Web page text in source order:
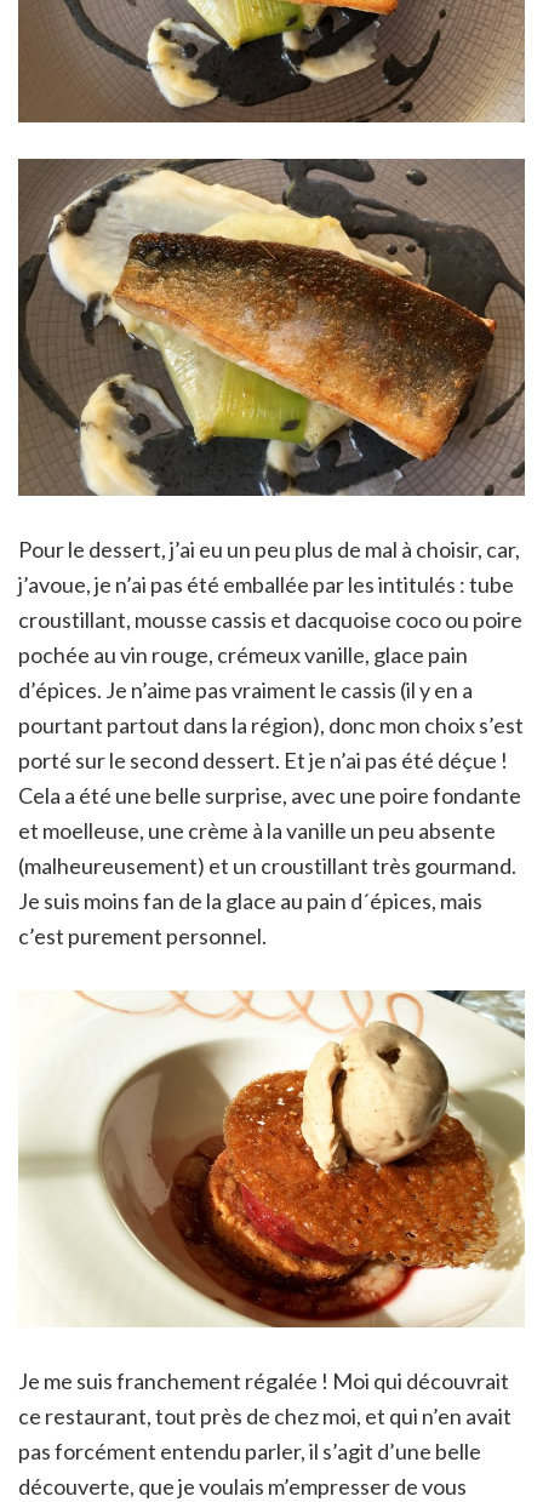
Pour le dessert, j’ai eu un peu plus de mal à choisir, car,
j’avoue, je n’ai pas été emballée par les intitulés : tube
croustillant, mousse cassis et dacquoise coco ou poire
pochée au vin rouge, crémeux vanille, glace pain
d’épices. Je n’aime pas vraiment le cassis (il y en a
pourtant partout dans la région), donc mon choix s’est
porté sur le second dessert. Et je n’ai pas été déçue !
Cela a été une belle surprise, avec une poire fondante
et moelleuse, une crème à la vanille un peu absente
(malheureusement) et un croustillant très gourmand.
Je suis moins fan de la glace au pain d´épices, mais
c’est purement personnel.
Je me suis franchement régalée ! Moi qui découvrait
ce restaurant, tout près de chez moi, et qui n’en avait
pas forcément entendu parler, il s’agit d’une belle
découverte, que je voulais m’empresser de vous